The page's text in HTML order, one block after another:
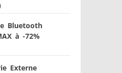
Bluetooth
à -72%
Externe